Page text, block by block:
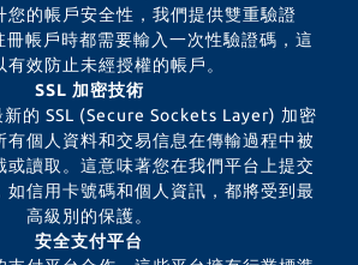
您的帳戶安全性，我們提供雙重驗證
冊帳戶時都需要輸入一次性驗證碼，這
有效防止未經授權的帳戶。
SSL 加密技術
的 SSL (Secure Sockets Layer) 加密
有個人資料和交易信息在傳輸過程中被
或讀取。這意味著您在我們平台上提交
如信用卡號碼和個人資訊，都將受到最
高級別的保護。
安全支付平台